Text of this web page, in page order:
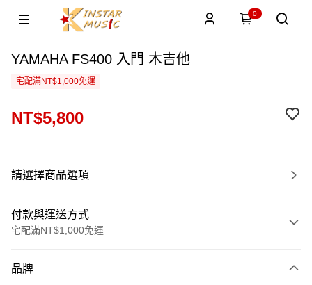
0
YAMAHA FS400 入門 木吉他
宅配滿NT$1,000免運
NT$5,800
請選擇商品選項
付款與運送方式
宅配滿NT$1,000免運
信用卡一次付款
品牌